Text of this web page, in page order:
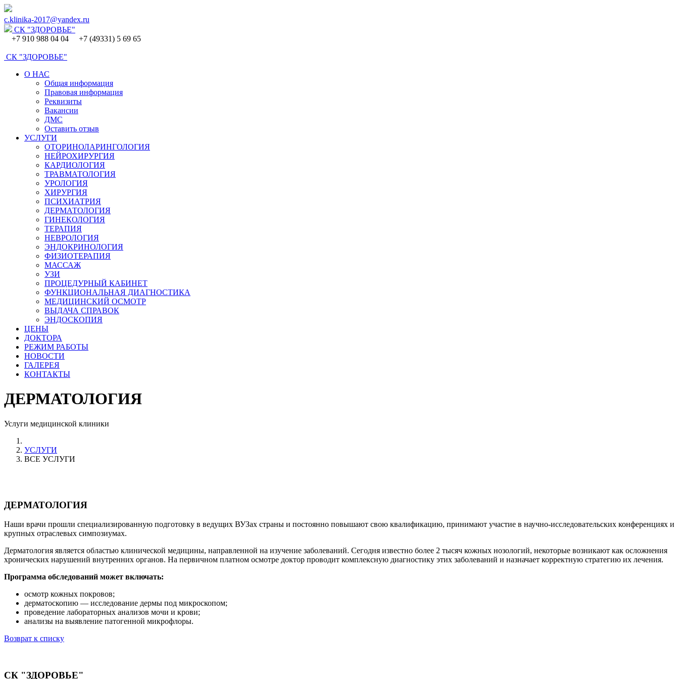
c.klinika-2017@yandex.ru
СК "ЗДОРОВЬЕ"
+7 910 988 04 04 +7 (49331) 5 69 65
СК "ЗДОРОВЬЕ"
О НАС
Общая информация
Правовая информация
Реквизиты
Вакансии
ДМС
Оставить отзыв
УСЛУГИ
ОТОРИНОЛАРИНГОЛОГИЯ
НЕЙРОХИРУРГИЯ
КАРДИОЛОГИЯ
ТРАВМАТОЛОГИЯ
УРОЛОГИЯ
ХИРУРГИЯ
ПСИХИАТРИЯ
ДЕРМАТОЛОГИЯ
ГИНЕКОЛОГИЯ
ТЕРАПИЯ
НЕВРОЛОГИЯ
ЭНДОКРИНОЛОГИЯ
ФИЗИОТЕРАПИЯ
МАССАЖ
УЗИ
ПРОЦЕДУРНЫЙ КАБИНЕТ
ФУНКЦИОНАЛЬНАЯ ДИАГНОСТИКА
МЕДИЦИНСКИЙ ОСМОТР
ВЫДАЧА СПРАВОК
ЭНДОСКОПИЯ
ЦЕНЫ
ДОКТОРА
РЕЖИМ РАБОТЫ
НОВОСТИ
ГАЛЕРЕЯ
КОНТАКТЫ
ДЕРМАТОЛОГИЯ
Услуги медицинской клиники
УСЛУГИ
ВСЕ УСЛУГИ
ДЕРМАТОЛОГИЯ
Наши врачи прошли специализированную подготовку в ведущих ВУЗах страны и постоянно повышают свою квалификацию, принимают участие в научно-исследовательских конференциях и
крупных отраслевых симпозиумах.
Дерматология является областью клинической медицины, направленной на изучение заболеваний. Сегодня известно более 2 тысяч кожных нозологий, некоторые возникают как осложнения
хронических нарушений внутренних органов. На первичном платном осмотре доктор проводит комплексную диагностику этих заболеваний и назначает корректную стратегию их лечения.
Программа обследований может включать:
осмотр кожных покровов;
дерматоскопию — исследование дермы под микроскопом;
проведение лабораторных анализов мочи и крови;
анализы на выявление патогенной микрофлоры.
Возврат к списку
СК "ЗДОРОВЬЕ"